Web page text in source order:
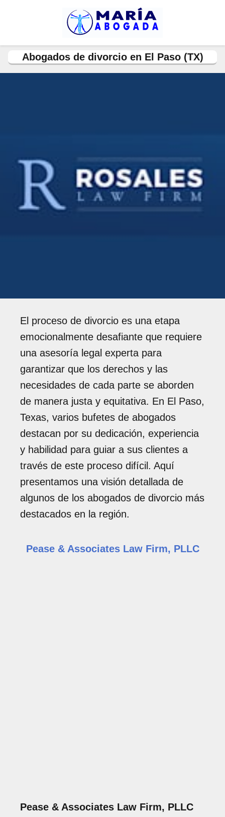
Abogados de divorcio en El Paso (TX)
El proceso de divorcio es una etapa
emocionalmente desafiante que requiere
una asesoría legal experta para
garantizar que los derechos y las
necesidades de cada parte se aborden
de manera justa y equitativa. En El Paso,
Texas, varios bufetes de abogados
destacan por su dedicación, experiencia
y habilidad para guiar a sus clientes a
través de este proceso difícil. Aquí
presentamos una visión detallada de
algunos de los abogados de divorcio más
destacados en la región.
Pease & Associates Law Firm, PLLC
Pease & Associates Law Firm, PLLC